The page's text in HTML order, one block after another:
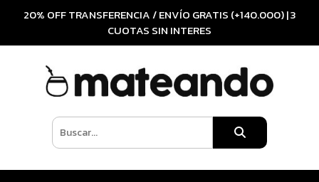
20% OFF TRANSFERENCIA / ENVÍO GRATIS (+140.000) | 3
CUOTAS SIN INTERES